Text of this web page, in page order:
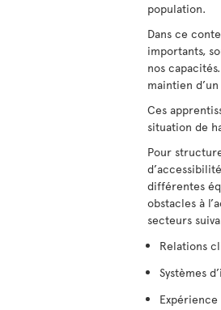
population.
Dans ce
importants,
nos
maintien
Ces
situation de
Pour
différentes
obstacles à
secteurs
Relations
Systèmes